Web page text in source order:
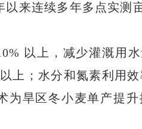
以来连续多年多点实测
以上，减少灌溉用
上；水分和氮素利用
为旱区冬小麦单产提升